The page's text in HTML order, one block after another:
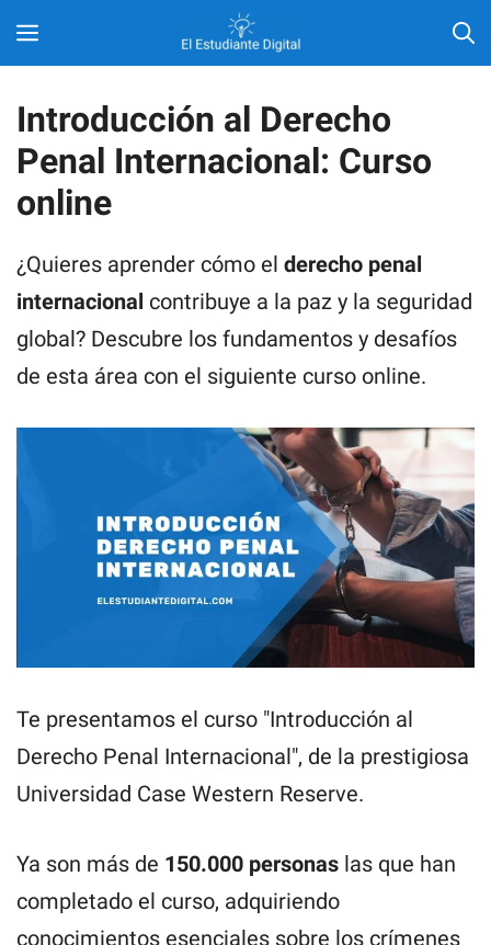
Saltar
MENÚ
Introducción al Derecho
Penal Internacional: Curso
online
¿Quieres aprender cómo el derecho penal
internacional contribuye a la paz y la seguridad
global? Descubre los fundamentos y desafíos
de esta área con el siguiente curso online.
Te presentamos el curso "Introducción al
Derecho Penal Internacional", de la prestigiosa
Universidad Case Western Reserve.
Ya son más de 150.000 personas las que han
completado el curso, adquiriendo
conocimientos esenciales sobre los crímenes